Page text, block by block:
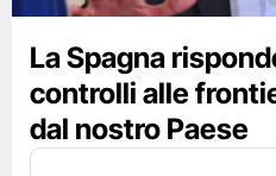
La Spagna
controlli alle
dal nostro Paese